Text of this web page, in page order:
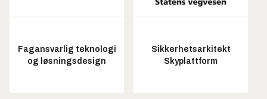
Fagansvarlig teknologi
og løsningsdesign
Sikkerhetsarkitekt
Skyplattform